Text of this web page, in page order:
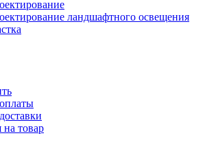
ландшафтного освещения
на товар